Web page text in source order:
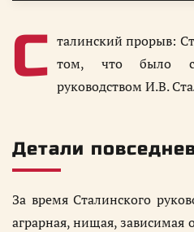
С талинский прорыв:
том, что было
руководством И.В.
Детали
За время Сталинского
аграрная, нищая, зависимая